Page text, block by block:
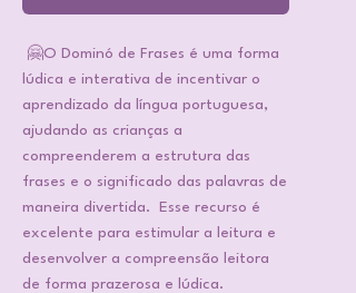
🤗O Dominó de Frases é uma forma
lúdica e interativa de incentivar o
aprendizado da língua portuguesa,
ajudando as crianças a
compreenderem a estrutura das
frases e o significado das palavras de
maneira divertida. Esse recurso é
excelente para estimular a leitura e
desenvolver a compreensão leitora
de forma prazerosa e lúdica.